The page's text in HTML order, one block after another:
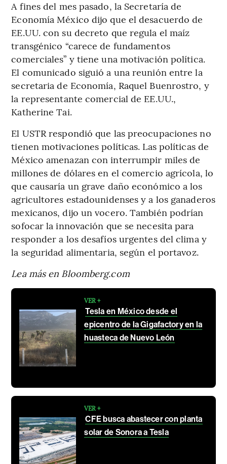
A fines del mes pasado, la Secretaría de
Economía México dijo que el desacuerdo de
EE.UU. con su decreto que regula el maíz
transgénico “carece de fundamentos
comerciales” y tiene una motivación política.
El comunicado siguió a una reunión entre la
secretaria de Economía, Raquel Buenrostro, y
la representante comercial de EE.UU.,
Katherine Tai.
El USTR respondió que las preocupaciones no
tienen motivaciones políticas. Las políticas de
México amenazan con interrumpir miles de
millones de dólares en el comercio agrícola, lo
que causaría un grave daño económico a los
agricultores estadounidenses y a los ganaderos
mexicanos, dijo un vocero. También podrían
sofocar la innovación que se necesita para
responder a los desafíos urgentes del clima y
la seguridad alimentaria, según el portavoz.
Lea más en Bloomberg.com
VER +
Tesla en México desde el
epicentro de la Gigafactory en la
huasteca de Nuevo León
VER +
CFE busca abastecer con planta
solar de Sonora a Tesla